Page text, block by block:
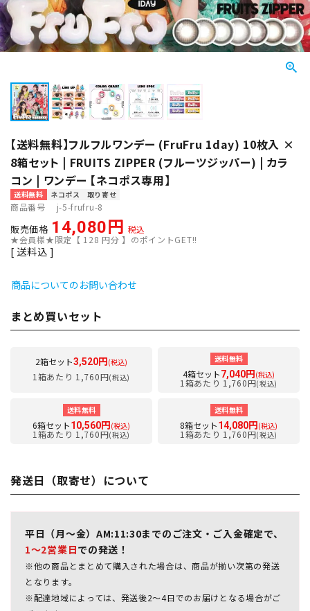
【送料無料】フルフルワンデー (FruFru 1day) 10枚入 ×
8箱セット | FRUITS ZIPPER (フルーツジッパー) | カラ
コン | ワンデー 【ネコポス専用】
送料無料 ネコポス 取り寄せ
商品番号 j-5-frufru-8
販売価格 14,080
税込
★会員様★限定【 128 円分 】のポイントGET!!
送料込
商品についてのお問い合わせ
まとめ買いセット
2箱セット3,520円 (税込)
1箱あたり 1,760円(税込)
送料無料
4箱セット7,040円 (税込)
1箱あたり 1,760円(税込)
送料無料
6箱セット10,560円 (税込)
1箱あたり 1,760円(税込)
送料無料
8箱セット14,080円 (税込)
1箱あたり 1,760円(税込)
発送日（取寄せ）について
平日（月～金）AM:11:30までのご注文・ご入金確定で、
1～2営業日での発送！
※他の商品とまとめて購入された場合は、商品が揃い次第の発送
となります。
※配達地域によっては、発送後2～4日でのお届けとなる場合がご